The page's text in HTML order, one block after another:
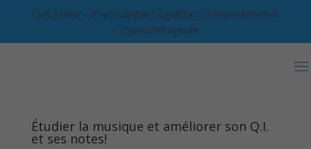
Cyril Malka – Psychologue Cognitif et Comportemental
– Hypnothérapeute
Étudier la musique et améliorer son Q.I.
et ses notes!